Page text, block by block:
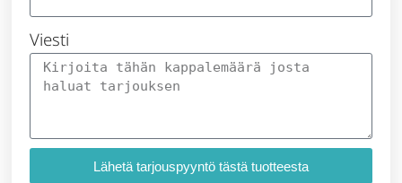
Viesti
Lähetä tarjouspyyntö tästä tuotteesta